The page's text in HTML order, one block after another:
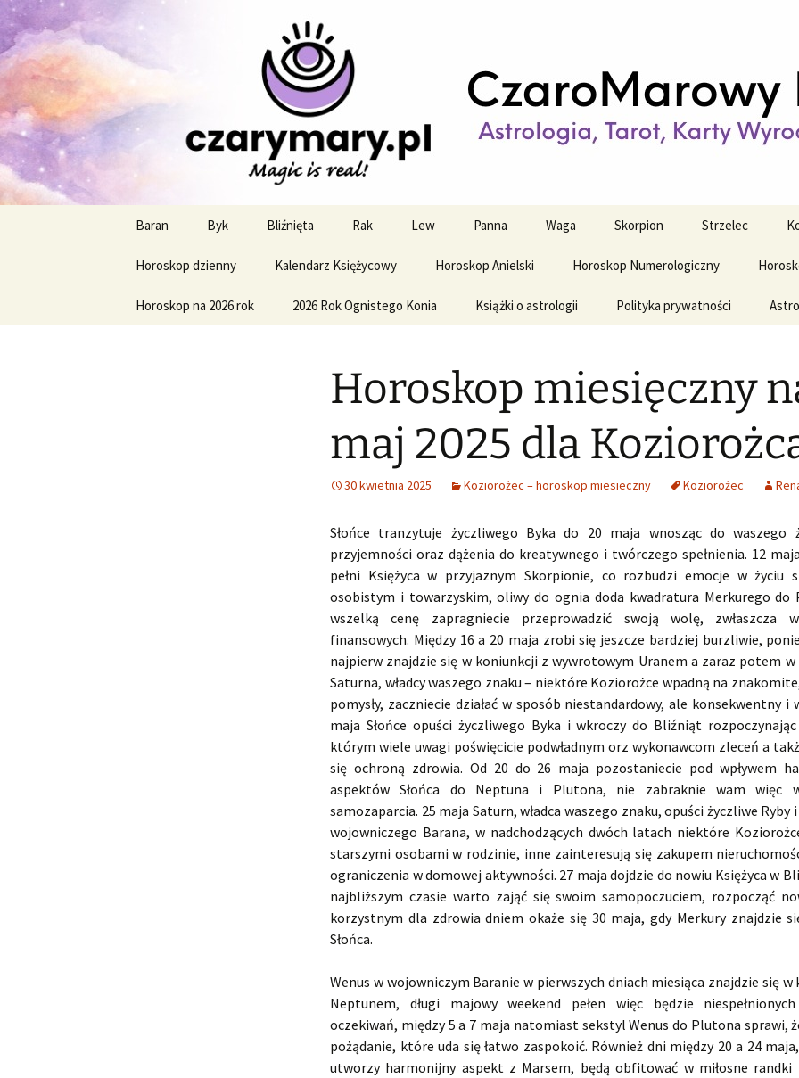
CzaroMarowy horoskop
miesięczny i tygodniowy
Profesjonalne przepowiednie astrologiczne
treści
Baran Byk Bliźnięta Rak Lew Panna Waga Skorpion Strzelec
Horoskop dzienny Kalendarz Księżycowy Horoskop Anielski Horoskop Numerologiczny
Horoskop na 2026 rok 2026 Rok Ognistego Konia Książki o astrologii Polityka prywatności
Horoskop miesięczny
maj 2025 dla
30 kwietnia 2025 Koziorożec – horoskop miesieczny Koziorożec
Słońce tranzytuje życzliwego Byka do 20 maja wnosząc do waszego
przyjemności oraz dążenia do kreatywnego i twórczego spełnienia. 12
pełni Księżyca w przyjaznym Skorpionie, co rozbudzi emocje w życiu
osobistym i towarzyskim, oliwy do ognia doda kwadratura Merkurego do
wszelką cenę zapragniecie przeprowadzić swoją wolę, zwłaszcza
finansowych. Między 16 a 20 maja zrobi się jeszcze bardziej burzliwie,
najpierw znajdzie się w koniunkcji z wywrotowym Uranem a zaraz potem w
Saturna, władcy waszego znaku – niektóre Koziorożce wpadną na
pomysły, zaczniecie działać w sposób niestandardowy, ale konsekwentny i
maja Słońce opuści życzliwego Byka i wkroczy do Bliźniąt
którym wiele uwagi poświęcicie podwładnym orz wykonawcom zleceń a
się ochroną zdrowia. Od 20 do 26 maja pozostaniecie pod wpływem
aspektów Słońca do Neptuna i Plutona, nie zabraknie wam więc
samozaparcia. 25 maja Saturn, władca waszego znaku, opuści życzliwe Ryby
wojowniczego Barana, w nadchodzących dwóch latach niektóre
starszymi osobami w rodzinie, inne zainteresują się zakupem
ograniczenia w domowej aktywności. 27 maja dojdzie do nowiu Księżyca w
najbliższym czasie warto zająć się swoim samopoczuciem, rozpocząć
korzystnym dla zdrowia dniem okaże się 30 maja, gdy Merkury znajdzie
Słońca.
Wenus w wojowniczym Baranie w pierwszych dniach miesiąca znajdzie się w
Neptunem, długi majowy weekend pełen więc będzie niespełnionych
oczekiwań, między 5 a 7 maja natomiast sekstyl Wenus do Plutona sprawi,
pożądanie, które uda się łatwo zaspokoić. Również dni między 20 a 24
utworzy harmonijny aspekt z Marsem, będą obfitować w miłosne randki